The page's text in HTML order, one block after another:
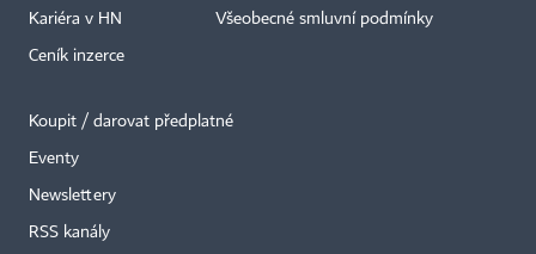
Kariéra v HN
Ceník inzerce
Všeobecné smluvní podmínky
Koupit / darovat předplatné
Eventy
Newslettery
RSS kanály